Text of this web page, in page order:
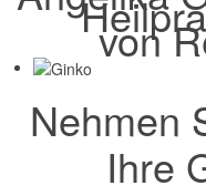
von
Nehmen
Ihre